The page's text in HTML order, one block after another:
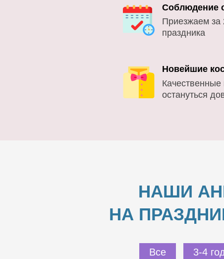
Соблюдение
Приезжаем за
праздника
Новейшие
остануться
НАШИ
НА
Все 3-4